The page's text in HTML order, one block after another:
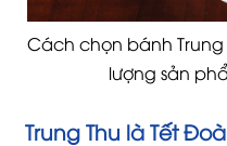
Cách chọn bánh
lượng sản
Trung Thu là Tết